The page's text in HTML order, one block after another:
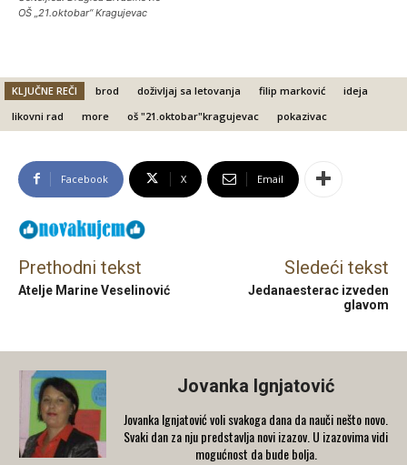
OŠ „21.oktobar“ Kragujevac
KLJUČNE REČI brod doživljaj sa letovanja filip marković
ideja
likovni rad
more oš "21.oktobar"kragujevac pokazivac
Facebook X Email
Prethodni tekst
Atelje Marine Veselinović
Sledeći tekst
Jedanaesterac izveden
glavom
Jovanka Ignjatović
Jovanka Ignjatović voli svakoga dana da nauči nešto novo.
Svaki dan za nju predstavlja novi izazov. U izazovima vidi
mogućnost da bude bolja.